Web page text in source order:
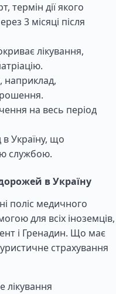
термін дії якого
3 місяці після
лікування,
наприклад,
на весь період
в Україну, що
службою.
в Україну
поліс медичного
для всіх іноземців,
і Гренадин. Що має
страхування
лікування